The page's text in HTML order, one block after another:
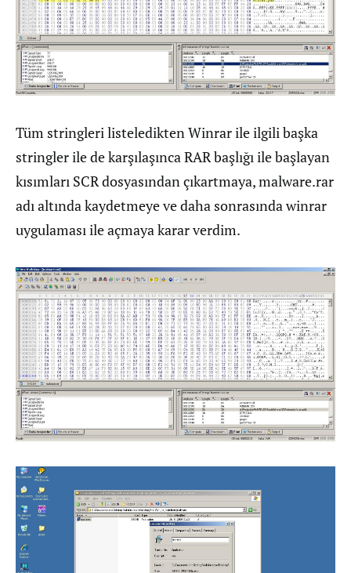
Tüm stringleri listeledikten Winrar ile ilgili başka
stringler ile de karşılaşınca RAR başlığı ile başlayan
kısımları SCR dosyasından çıkartmaya, malware.rar
adı altında kaydetmeye ve daha sonrasında winrar
uygulaması ile açmaya karar verdim.